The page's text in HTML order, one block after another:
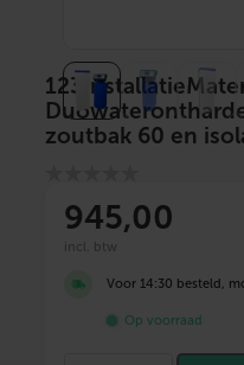
zoutbak 60 en
945,00
incl. btw
Voor 14:30 besteld,
Op voorraad